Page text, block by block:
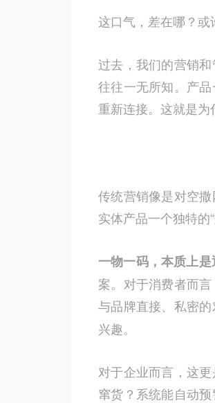
这口气，差在哪？或
过去，我们的营销
往往一无所知。产
重新连接。这就是为
传统营销像是对空
实体产品一个独特的“
一物一码，本质上
案。对于消费者而
与品牌直接、私密
兴趣。
对于企业而言，这
窜货？系统能自动